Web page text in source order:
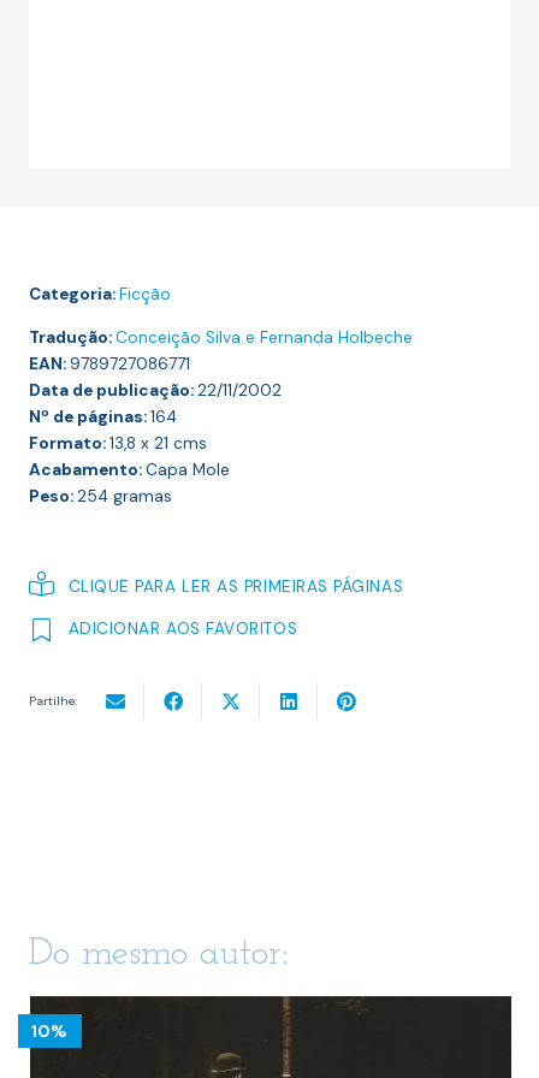
Categoria:Ficção
Tradução:Conceição Silva e Fernanda Holbeche
EAN:9789727086771
Data de publicação:22/11/2002
Nº de páginas:164
Formato:13,8 x 21 cms
Acabamento:Capa Mole
Peso:254 gramas
CLIQUE PARA LER AS PRIMEIRAS PÁGINAS
ADICIONAR AOS FAVORITOS
Partilhe:
Do mesmo autor:
10%